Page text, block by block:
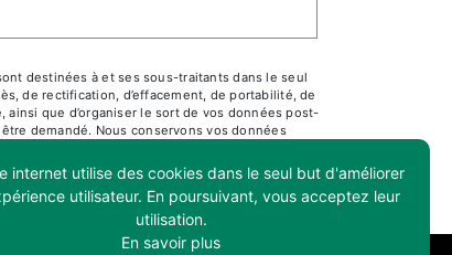
destinées à et ses sous-traitants dans le seul
de rectification, d’effacement, de portabilité, de
que d’organiser le sort de vos données post-
demandé. Nous conservons vos données
site cnil.fr pour plus d’informations sur vos
internet utilise des cookies dans le seul but d'améliorer
utilisateur. En poursuivant, vous acceptez leur
utilisation.
En savoir plus